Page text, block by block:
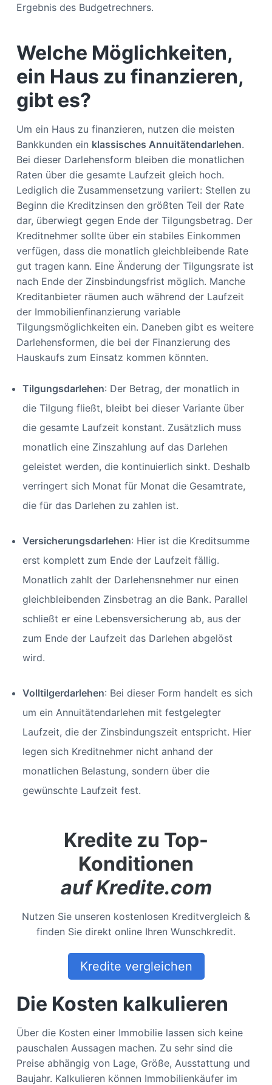
Ergebnis des Budgetrechners.
Welche Möglichkeiten,
ein Haus zu finanzieren,
gibt es?
Um ein Haus zu finanzieren, nutzen die meisten
Bankkunden ein klassisches Annuitätendarlehen.
Bei dieser Darlehensform bleiben die monatlichen
Raten über die gesamte Laufzeit gleich hoch.
Lediglich die Zusammensetzung variiert: Stellen zu
Beginn die Kreditzinsen den größten Teil der Rate
dar, überwiegt gegen Ende der Tilgungsbetrag. Der
Kreditnehmer sollte über ein stabiles Einkommen
verfügen, dass die monatlich gleichbleibende Rate
gut tragen kann. Eine Änderung der Tilgungsrate ist
nach Ende der Zinsbindungsfrist möglich. Manche
Kreditanbieter räumen auch während der Laufzeit
der Immobilienfinanzierung variable
Tilgungsmöglichkeiten ein. Daneben gibt es weitere
Darlehensformen, die bei der Finanzierung des
Hauskaufs zum Einsatz kommen könnten.
Tilgungsdarlehen: Der Betrag, der monatlich in
die Tilgung fließt, bleibt bei dieser Variante über
die gesamte Laufzeit konstant. Zusätzlich muss
monatlich eine Zinszahlung auf das Darlehen
geleistet werden, die kontinuierlich sinkt. Deshalb
verringert sich Monat für Monat die Gesamtrate,
die für das Darlehen zu zahlen ist.
Versicherungsdarlehen: Hier ist die Kreditsumme
erst komplett zum Ende der Laufzeit fällig.
Monatlich zahlt der Darlehensnehmer nur einen
gleichbleibenden Zinsbetrag an die Bank. Parallel
schließt er eine Lebensversicherung ab, aus der
zum Ende der Laufzeit das Darlehen abgelöst
wird.
Volltilgerdarlehen: Bei dieser Form handelt es sich
um ein Annuitätendarlehen mit festgelegter
Laufzeit, die der Zinsbindungszeit entspricht. Hier
legen sich Kreditnehmer nicht anhand der
monatlichen Belastung, sondern über die
gewünschte Laufzeit fest.
Kredite zu Top-
Konditionen
auf Kredite.com
Nutzen Sie unseren kostenlosen Kreditvergleich &
finden Sie direkt online Ihren Wunschkredit.
Kredite vergleichen
Die Kosten kalkulieren
Über die Kosten einer Immobilie lassen sich keine
pauschalen Aussagen machen. Zu sehr sind die
Preise abhängig von Lage, Größe, Ausstattung und
Baujahr. Kalkulieren können Immobilienkäufer im